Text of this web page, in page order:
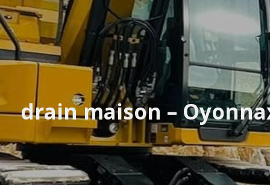
drain maison –